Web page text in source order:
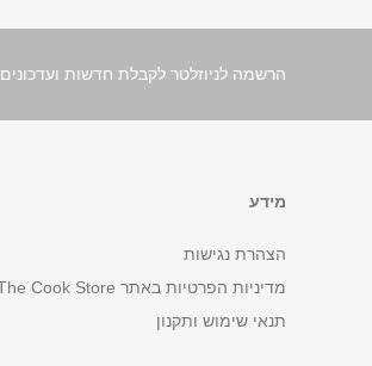
הרשמה לניוזלטר לקבלת חדשות ועדכונים
מידע
הצהרת נגישות
מדיניות הפרטיות באתר The Cook Store
תנאי שימוש ותקנון